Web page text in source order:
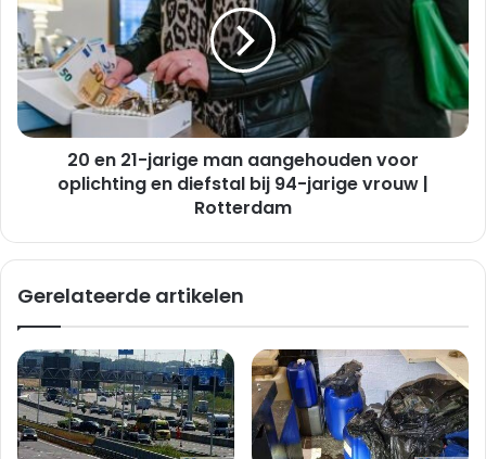
jarige
man
aangehouden
voor
oplichting
en
vrouw
Rotterdam
20 en 21-jarige man aangehouden voor
oplichting en diefstal bij 94-jarige vrouw |
Rotterdam
Gerelateerde artikelen